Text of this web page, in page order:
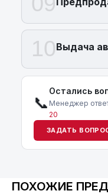
10Выдача
📞
Остались
Менеджер
20
ЗАДАТЬ
ПОХОЖИЕ